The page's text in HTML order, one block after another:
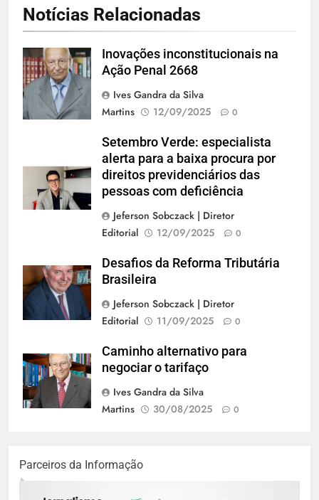
Notícias Relacionadas
Andreia Tarelow
Inovações inconstitucionais na
Ação Penal 2668
Ives Gandra da Silva
Martins
12/09/2025 0
Setembro Verde: especialista
alerta para a baixa procura por
direitos previdenciários das
pessoas com deficiência
Jeferson Sobczack | Diretor
Editorial
12/09/2025 0
Desafios da Reforma Tributária
Brasileira
Jeferson Sobczack | Diretor
Editorial
11/09/2025 0
Caminho alternativo para
negociar o tarifaço
Ives Gandra da Silva
Martins
30/08/2025 0
Parceiros da Informação